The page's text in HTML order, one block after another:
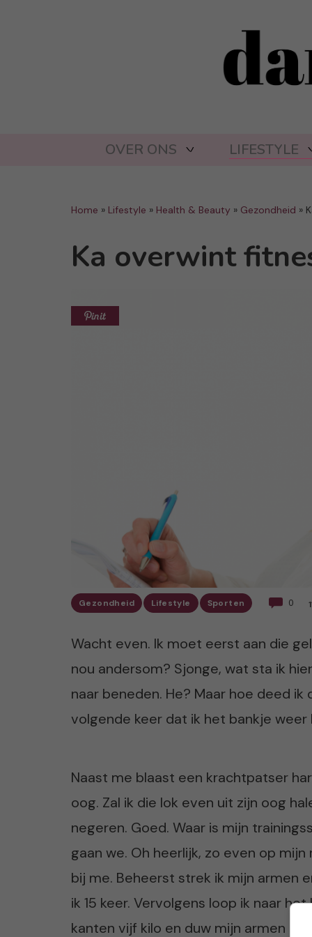
OVER ONS LIFESTYLE
Home » Lifestyle » Health & Beauty » Gezondheid »
Ka overwint
Gezondheid Lifestyle Sporten 0
Wacht even. Ik moet eerst aan die
nou andersom? Sjonge, wat sta ik
naar beneden. He? Maar hoe deed
volgende keer dat ik het bankje
Naast me blaast een krachtpatser
oog. Zal ik die lok even uit zijn oog
negeren. Goed. Waar is mijn
gaan we. Oh heerlijk, zo even op
bij me. Beheerst strek ik mijn armen
ik 15 keer. Vervolgens loop ik naar
kanten vijf kilo en duw mijn armen